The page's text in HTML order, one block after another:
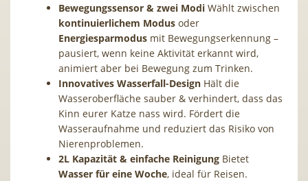
Bewegungssensor & zwei Modi Wählt zwischen
kontinuierlichem Modus oder
Energiesparmodus mit Bewegungserkennung –
pausiert, wenn keine Aktivität erkannt wird,
animiert aber bei Bewegung zum Trinken.
Innovatives Wasserfall-Design Hält die
Wasseroberfläche sauber & verhindert, dass das
Kinn eurer Katze nass wird. Fördert die
Wasseraufnahme und reduziert das Risiko von
Nierenproblemen.
2L Kapazität & einfache Reinigung Bietet
Wasser für eine Woche, ideal für Reisen.